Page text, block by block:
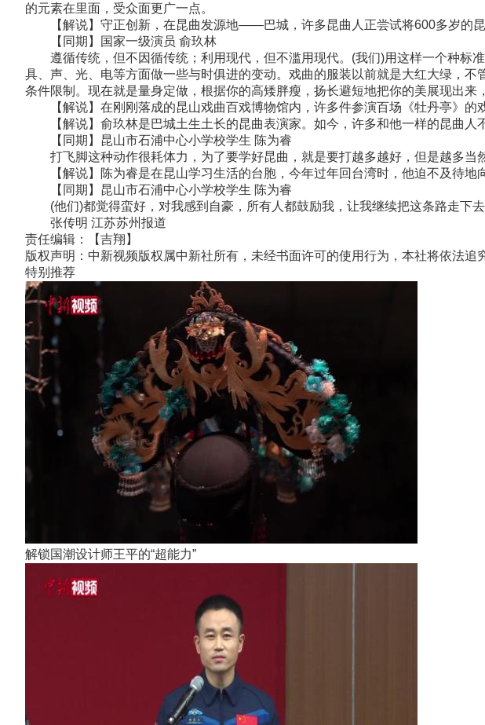
的元素在里面，受众面更广一点。
【解说】守正创新，在昆曲发源地——巴城，许多昆曲人正尝试将600多岁的昆
【同期】国家一级演员 俞玖林
遵循传统，但不因循传统；利用现代，但不滥用现代。(我们)用这样一个种标
具、声、光、电等方面做一些与时俱进的变动。戏曲的服装以前就是大红大绿，
条件限制。现在就是量身定做，根据你的高矮胖瘦，扬长避短地把你的美展现出来
【解说】在刚刚落成的昆山戏曲百戏博物馆内，许多件参演百场《牡丹亭》的
【解说】俞玖林是巴城土生土长的昆曲表演家。如今，许多和他一样的昆曲人
【同期】昆山市石浦中心小学校学生 陈为睿
打飞脚这种动作很耗体力，为了要学好昆曲，就是要打越多越好，但是越多当
【解说】陈为睿是在昆山学习生活的台胞，今年过年回台湾时，他迫不及待地
【同期】昆山市石浦中心小学校学生 陈为睿
(他们)都觉得蛮好，对我感到自豪，所有人都鼓励我，让我继续把这条路走下去
张传明 江苏苏州报道
责任编辑：【吉翔】
版权声明：中新视频版权属中新社所有，未经书面许可的使用行为，本社将依法追
特别推荐
解锁国潮设计师王平的“超能力”